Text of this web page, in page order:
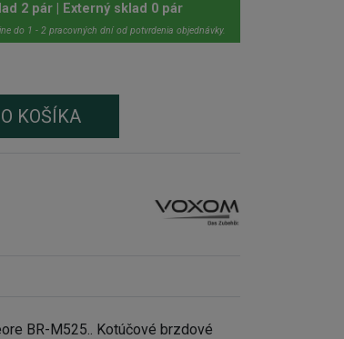
2 pár | Externý sklad 0 pár
do 1 - 2 pracovných dní od potvrdenia objednávky.
KOŠÍKA
BR-M525.. Kotúčové brzdové